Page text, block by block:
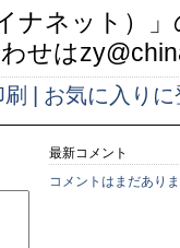
ナネット）
せは
お気に入りに
最新コメント
コメントはまだあり